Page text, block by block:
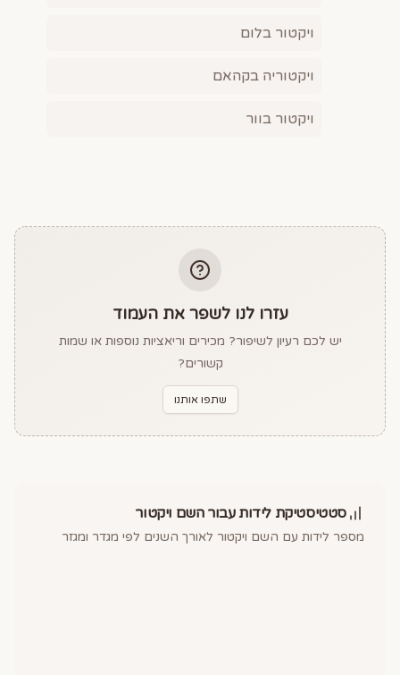
ויקטור בלום
ויקטוריה בקהאם
ויקטור בוור
עזרו לנו לשפר את העמוד
יש לכם רעיון לשיפור? מכירים וריאציות נוספות או שמות
קשורים?
שתפו אותנו
סטטיסטיקת לידות עבור השם ויקטור
מספר לידות עם השם ויקטור לאורך השנים לפי מגדר ומגזר